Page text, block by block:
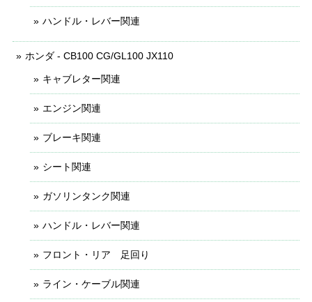
ハンドル・レバー関連
ホンダ - CB100 CG/GL100 JX110
キャブレター関連
エンジン関連
ブレーキ関連
シート関連
ガソリンタンク関連
ハンドル・レバー関連
フロント・リア 足回り
ライン・ケーブル関連